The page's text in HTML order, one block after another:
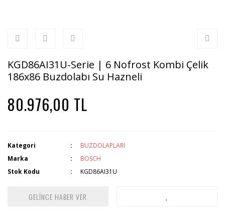
KGD86AI31U-Serie | 6 Nofrost Kombi Çelik
186x86 Buzdolabı Su Hazneli
80.976,00 TL
Kategori
BUZDOLAPLARI
Marka
BOSCH
Stok Kodu
KGD86AI31U
GELİNCE HABER VER